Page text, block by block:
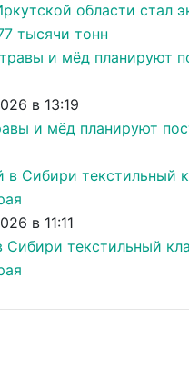
области стал
тысячи тонн
в 13:19
и мёд планируют
в 11:11
текстильный